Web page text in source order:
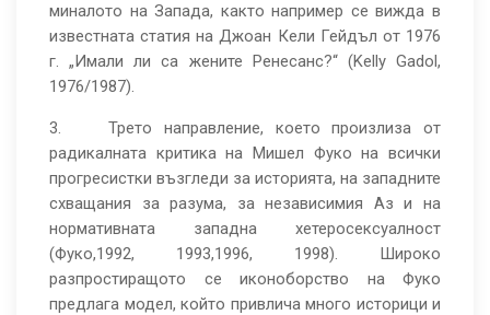
миналото на Запада, както например се вижда в
известната статия на Джоан Кели Гейдъл от 1976
г. „Имали ли са жените Ренесанс?“ (Kelly Gadol,
1976/1987).
3. Трето направление, което произлиза от
радикалната критика на Мишел Фуко на всички
прогресистки възгледи за историята, на западните
схващания за разума, за независимия Аз и на
нормативната западна хетеросексуалност
(Фуко,1992, 1993,1996, 1998). Широко
разпростиращото се иконоборство на Фуко
предлага модел, който привлича много историци и